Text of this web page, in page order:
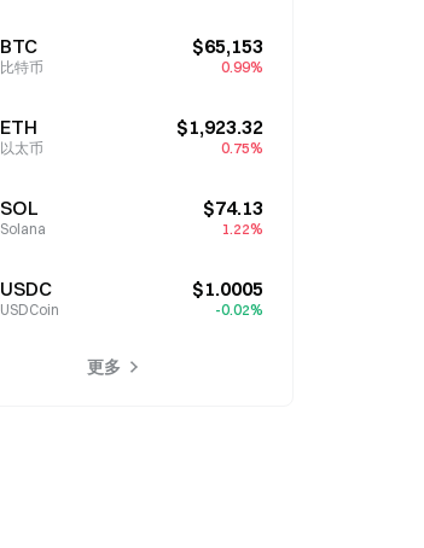
BTC
比特币
$65,153
0.99%
ETH
以太币
$1,923.32
0.75%
SOL
Solana
$74.13
1.22%
USDC
USDCoin
$1.0005
-0.02%
更多